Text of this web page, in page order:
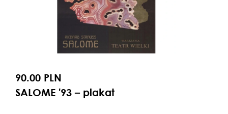
90.00 PLN
SALOME '93 – plakat